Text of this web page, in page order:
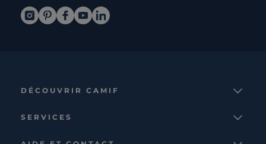
DÉCOUVRIR CAMIF
Nos collections
SERVICES